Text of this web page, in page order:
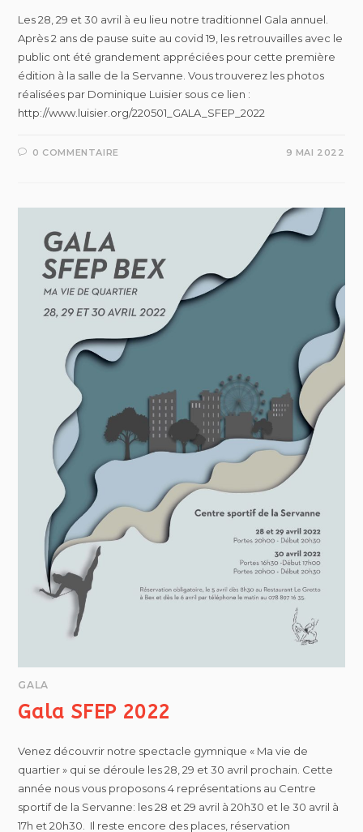
Les 28, 29 et 30 avril à eu lieu notre traditionnel Gala annuel.
Après 2 ans de pause suite au covid 19, les retrouvailles avec le
public ont été grandement appréciées pour cette première
édition à la salle de la Servanne. Vous trouverez les photos
réalisées par Dominique Luisier sous ce lien :
http://www.luisier.org/220501_GALA_SFEP_2022
0 COMMENTAIRE 9 MAI 2022
GALA
Gala SFEP 2022
Venez découvrir notre spectacle gymnique « Ma vie de
quartier » qui se déroule les 28, 29 et 30 avril prochain. Cette
année nous vous proposons 4 représentations au Centre
sportif de la Servanne: les 28 et 29 avril à 20h30 et le 30 avril à
17h et 20h30. Il reste encore des places, réservation